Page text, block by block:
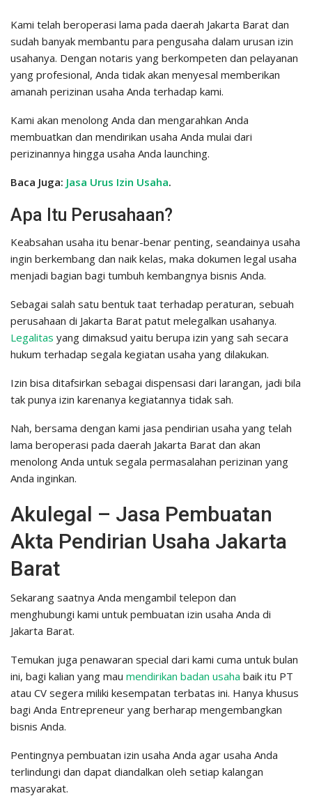
Kami telah beroperasi lama pada daerah Jakarta Barat dan
sudah banyak membantu para pengusaha dalam urusan izin
usahanya. Dengan notaris yang berkompeten dan pelayanan
yang profesional, Anda tidak akan menyesal memberikan
amanah perizinan usaha Anda terhadap kami.
Kami akan menolong Anda dan mengarahkan Anda
membuatkan dan mendirikan usaha Anda mulai dari
perizinannya hingga usaha Anda launching.
Baca Juga: Jasa Urus Izin Usaha.
Apa Itu Perusahaan?
Keabsahan usaha itu benar-benar penting, seandainya usaha
ingin berkembang dan naik kelas, maka dokumen legal usaha
menjadi bagian bagi tumbuh kembangnya bisnis Anda.
Sebagai salah satu bentuk taat terhadap peraturan, sebuah
perusahaan di Jakarta Barat patut melegalkan usahanya.
Legalitas yang dimaksud yaitu berupa izin yang sah secara
hukum terhadap segala kegiatan usaha yang dilakukan.
Izin bisa ditafsirkan sebagai dispensasi dari larangan, jadi bila
tak punya izin karenanya kegiatannya tidak sah.
Nah, bersama dengan kami jasa pendirian usaha yang telah
lama beroperasi pada daerah Jakarta Barat dan akan
menolong Anda untuk segala permasalahan perizinan yang
Anda inginkan.
Akulegal – Jasa Pembuatan
Akta Pendirian Usaha Jakarta
Barat
Sekarang saatnya Anda mengambil telepon dan
menghubungi kami untuk pembuatan izin usaha Anda di
Jakarta Barat.
Temukan juga penawaran special dari kami cuma untuk bulan
ini, bagi kalian yang mau mendirikan badan usaha baik itu PT
atau CV segera miliki kesempatan terbatas ini. Hanya khusus
bagi Anda Entrepreneur yang berharap mengembangkan
bisnis Anda.
Pentingnya pembuatan izin usaha Anda agar usaha Anda
terlindungi dan dapat diandalkan oleh setiap kalangan
masyarakat.